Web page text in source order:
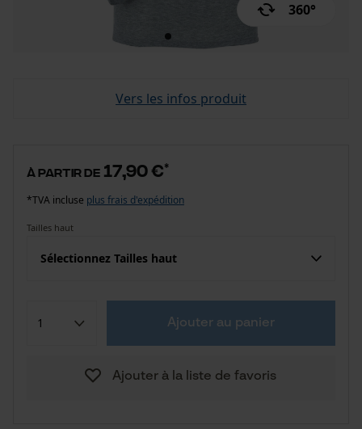
360°
Vers les infos produit
à partir de 17,90 €*
*TVA incluse plus frais d'expédition
Tailles haut
Sélectionnez Tailles haut
Ajouter au panier
Ajouter à la liste de favoris